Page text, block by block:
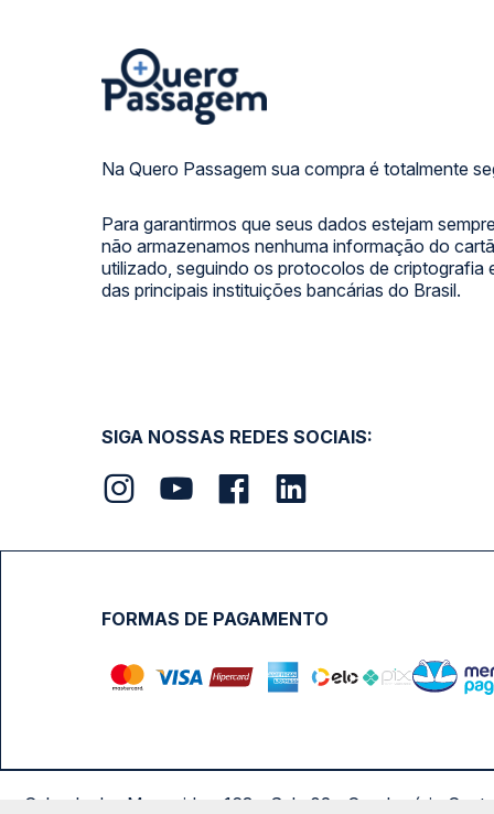
Na Quero Passagem sua compra é totalmente
Para garantirmos que seus dados estejam
não armazenamos nenhuma informação do
utilizado, seguindo os protocolos de criptografia
das principais instituições bancárias do Brasil.
SIGA NOSSAS REDES SOCIAIS:
FORMAS DE PAGAMENTO
Calçada das Margaridas, 163 - Sala 02 - Condomínio